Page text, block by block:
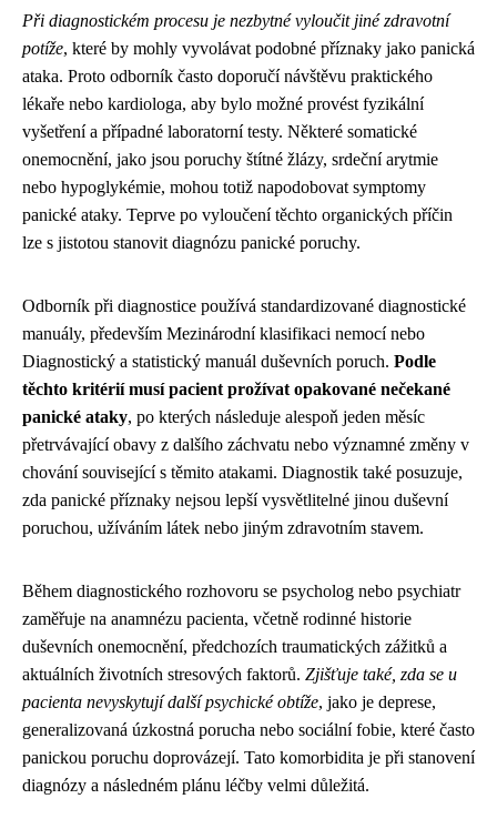
Při diagnostickém procesu je nezbytné vyloučit jiné zdravotní
potíže, které by mohly vyvolávat podobné příznaky jako panická
ataka. Proto odborník často doporučí návštěvu praktického
lékaře nebo kardiologa, aby bylo možné provést fyzikální
vyšetření a případné laboratorní testy. Některé somatické
onemocnění, jako jsou poruchy štítné žlázy, srdeční arytmie
nebo hypoglykémie, mohou totiž napodobovat symptomy
panické ataky. Teprve po vyloučení těchto organických příčin
lze s jistotou stanovit diagnózu panické poruchy.
Odborník při diagnostice používá standardizované diagnostické
manuály, především Mezinárodní klasifikaci nemocí nebo
Diagnostický a statistický manuál duševních poruch. Podle
těchto kritérií musí pacient prožívat opakované nečekané
panické ataky, po kterých následuje alespoň jeden měsíc
přetrvávající obavy z dalšího záchvatu nebo významné změny v
chování související s těmito atakami. Diagnostik také posuzuje,
zda panické příznaky nejsou lepší vysvětlitelné jinou duševní
poruchou, užíváním látek nebo jiným zdravotním stavem.
Během diagnostického rozhovoru se psycholog nebo psychiatr
zaměřuje na anamnézu pacienta, včetně rodinné historie
duševních onemocnění, předchozích traumatických zážitků a
aktuálních životních stresových faktorů. Zjišťuje také, zda se u
pacienta nevyskytují další psychické obtíže, jako je deprese,
generalizovaná úzkostná porucha nebo sociální fobie, které často
panickou poruchu doprovázejí. Tato komorbidita je při stanovení
diagnózy a následném plánu léčby velmi důležitá.